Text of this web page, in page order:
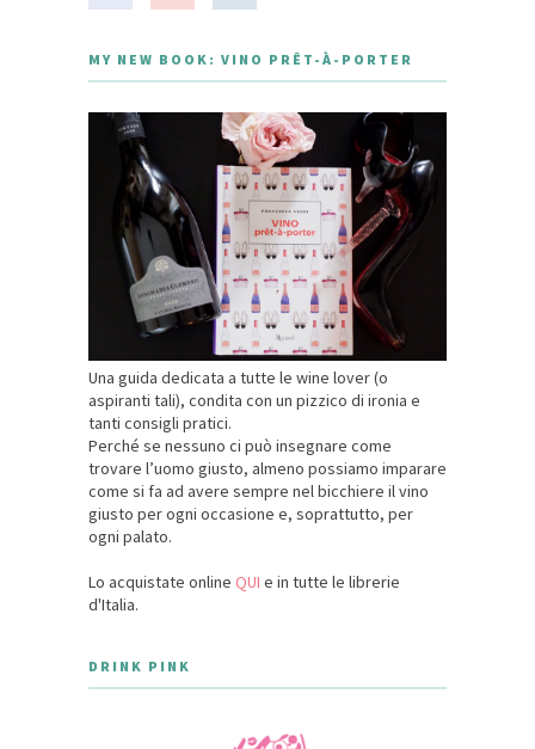
MY NEW BOOK: VINO PRÊT-À-PORTER
Una guida dedicata a tutte le wine lover (o
aspiranti tali), condita con un pizzico di ironia e
tanti consigli pratici.
Perché se nessuno ci può insegnare come
trovare l’uomo giusto, almeno possiamo imparare
come si fa ad avere sempre nel bicchiere il vino
giusto per ogni occasione e, soprattutto, per
ogni palato.
Lo acquistate online QUI e in tutte le librerie
d'Italia.
DRINK PINK